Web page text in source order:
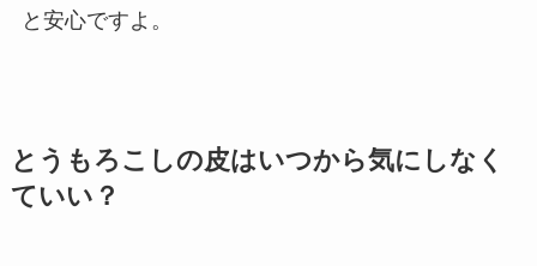
と安心ですよ。
とうもろこしの皮はいつから気にしなく
ていい？